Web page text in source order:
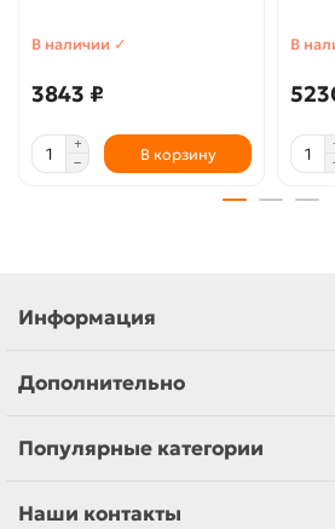
В наличии ✓
3843 ₽
В корзину
В
Информация
Дополнительно
Популярные категории
Наши контакты